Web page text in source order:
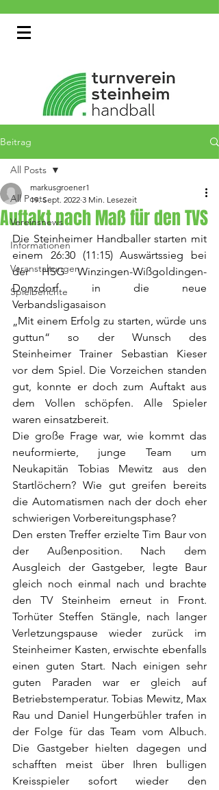
Beitrag
All Posts
Vereinsnews
Informationen
Veranstaltungen
Spielberichte
All Posts
Auftakt nach Maß für den TVS
markusgroener1
19. Sept. 2022 3 Min. Lesezeit
Die Steinheimer Handballer starten mit
einem 26:30 (11:15) Auswärtssieg bei
der HSG Winzingen-Wißgoldingen-
Donzdorf in die neue
Verbandsligasaison
„Mit einem Erfolg zu starten, würde uns
guttun“ so der Wunsch des
Steinheimer Trainer Sebastian Kieser
vor dem Spiel. Die Vorzeichen standen
gut, konnte er doch zum Auftakt aus
dem Vollen schöpfen. Alle Spieler
waren einsatzbereit.
Die große Frage war, wie kommt das
neuformierte, junge Team um
Neukapitän Tobias Mewitz aus den
Startlöchern? Wie gut greifen bereits
die Automatismen nach der doch eher
schwierigen Vorbereitungsphase?
Den ersten Treffer erzielte Tim Baur von
der Außenposition. Nach dem
Ausgleich der Gastgeber, legte Baur
gleich noch einmal nach und brachte
den TV Steinheim erneut in Front.
Torhüter Steffen Stängle, nach langer
Verletzungspause wieder zurück im
Steinheimer Kasten, erwischte ebenfalls
einen guten Start. Nach einigen sehr
guten Paraden war er gleich auf
Betriebstemperatur. Tobias Mewitz, Max
Rau und Daniel Hungerbühler trafen in
der Folge für das Team vom Albuch.
Die Gastgeber hielten dagegen und
schafften meist über Ihren bulligen
Kreisspieler sofort wieder den